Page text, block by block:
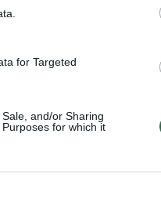
for Targeted
and/or Sharing
for which it
sugalvojo, kaip